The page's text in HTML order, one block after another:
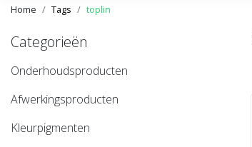
Home Tags toplin
Categorieën
Onderhoudsproducten
Afwerkingsproducten
Kleurpigmenten